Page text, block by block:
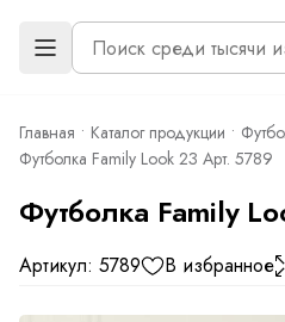
Главная Каталог продукции
Футболка Family Look 2З Арт. 5789
Футболка Family
Артикул: 5789 В избранное